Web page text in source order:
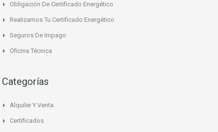
Obligación De Certificado Energético
Realizamos Tu Certificado Energético
Seguros De Impago
Oficina Técnica
Categorías
Alquiler Y Venta
Certificados